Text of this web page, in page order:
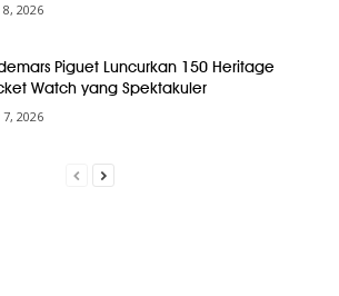
2026
Piguet Luncurkan 150 Heritage
Watch yang Spektakuler
2026